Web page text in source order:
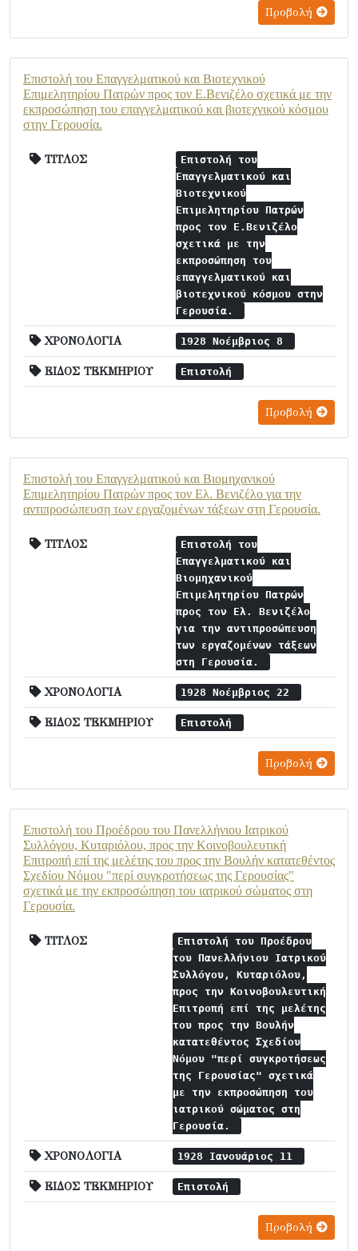
Προβολή
Επιστολή του Επαγγελματικού και Βιοτεχνικού
Επιμελητηρίου Πατρών προς τον Ε.Βενιζέλο σχετικά με την
εκπροσώπηση του επαγγελματικού και βιοτεχνικού κόσμου
στην Γερουσία.
ΤΙΤΛΟΣ
Επιστολή του
Επαγγελματικού και
Βιοτεχνικού
Επιμελητηρίου Πατρών
προς τον Ε.Βενιζέλο
σχετικά με την
εκπροσώπηση του
επαγγελματικού και
βιοτεχνικού κόσμου στην
Γερουσία.
ΧΡΟΝΟΛΟΓΙΑ 1928 Νοέμβριος 8
ΕΙΔΟΣ ΤΕΚΜΗΡΙΟΥ Επιστολή
Προβολή
Επιστολή του Επαγγελματικού και Βιομηχανικού
Επιμελητηρίου Πατρών προς τον Ελ. Βενιζέλο για την
αντιπροσώπευση των εργαζομένων τάξεων στη Γερουσία.
ΤΙΤΛΟΣ
Επιστολή του
Επαγγελματικού και
Βιομηχανικού
Επιμελητηρίου Πατρών
προς τον Ελ. Βενιζέλο
για την αντιπροσώπευση
των εργαζομένων τάξεων
στη Γερουσία.
ΧΡΟΝΟΛΟΓΙΑ 1928 Νοέμβριος 22
ΕΙΔΟΣ ΤΕΚΜΗΡΙΟΥ Επιστολή
Προβολή
Επιστολή του Προέδρου του Πανελλήνιου Ιατρικού
Συλλόγου, Κυταριόλου, προς την Κοινοβουλευτική
Επιτροπή επί της μελέτης του προς την Βουλήν κατατεθέντος
Σχεδίου Νόμου "περί συγκροτήσεως της Γερουσίας"
σχετικά με την εκπροσώπηση του ιατρικού σώματος στη
Γερουσία.
ΤΙΤΛΟΣ
Επιστολή του Προέδρου
του Πανελλήνιου Ιατρικού
Συλλόγου, Κυταριόλου,
προς την Κοινοβουλευτική
Επιτροπή επί της μελέτης
του προς την Βουλήν
κατατεθέντος Σχεδίου
Νόμου "περί συγκροτήσεως
της Γερουσίας" σχετικά
με την εκπροσώπηση του
ιατρικού σώματος στη
Γερουσία.
ΧΡΟΝΟΛΟΓΙΑ 1928 Ιανουάριος 11
ΕΙΔΟΣ ΤΕΚΜΗΡΙΟΥ Επιστολή
Προβολή